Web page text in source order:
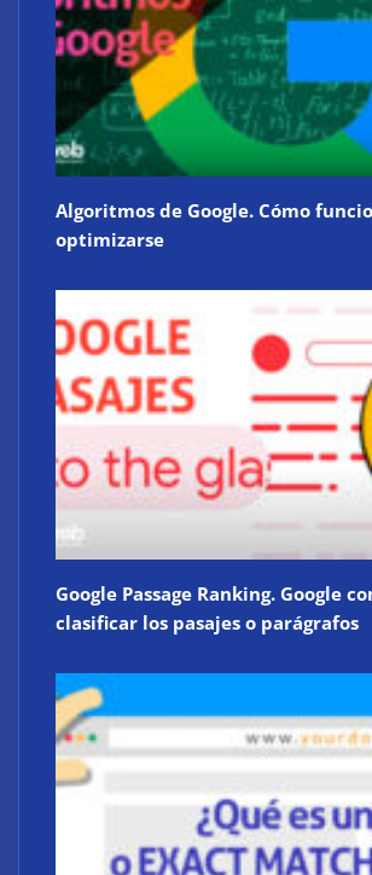
Algoritmos de Google. Cómo
optimizarse
Google Passage Ranking. Google
clasificar los pasajes o parágrafos